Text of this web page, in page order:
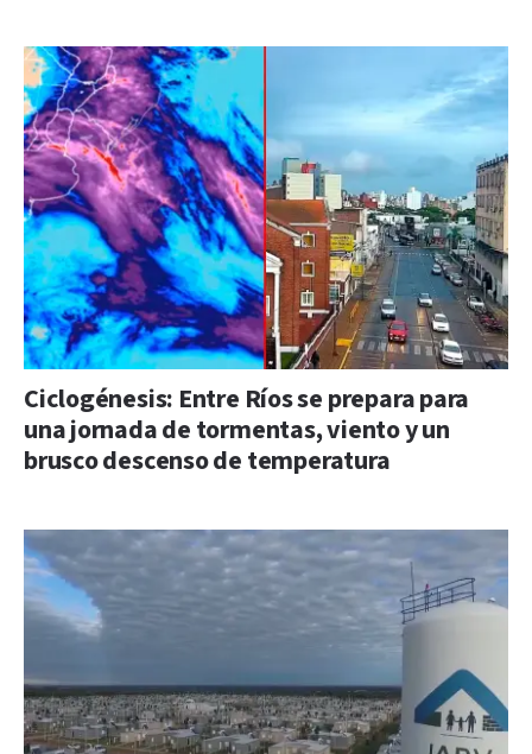
Ciclogénesis: Entre Ríos se prepara para
una jornada de tormentas, viento y un
brusco descenso de temperatura